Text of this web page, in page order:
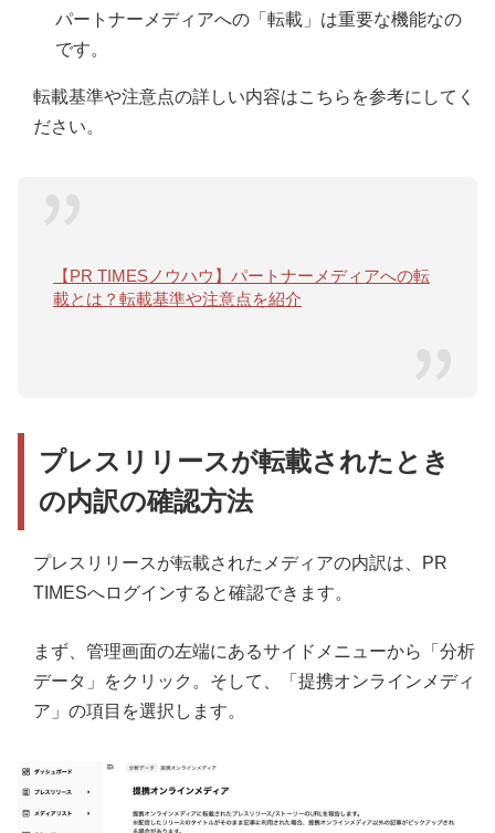
パートナーメディアへの「転載」は重要な機能なの
です。
転載基準や注意点の詳しい内容はこちらを参考にしてく
ださい。
【PR TIMESノウハウ】パートナーメディアへの転
載とは？転載基準や注意点を紹介
プレスリリースが転載されたとき
の内訳の確認方法
プレスリリースが転載されたメディアの内訳は、PR
TIMESへログインすると確認できます。
まず、管理画面の左端にあるサイドメニューから「分析
データ」をクリック。そして、「提携オンラインメディ
ア」の項目を選択します。